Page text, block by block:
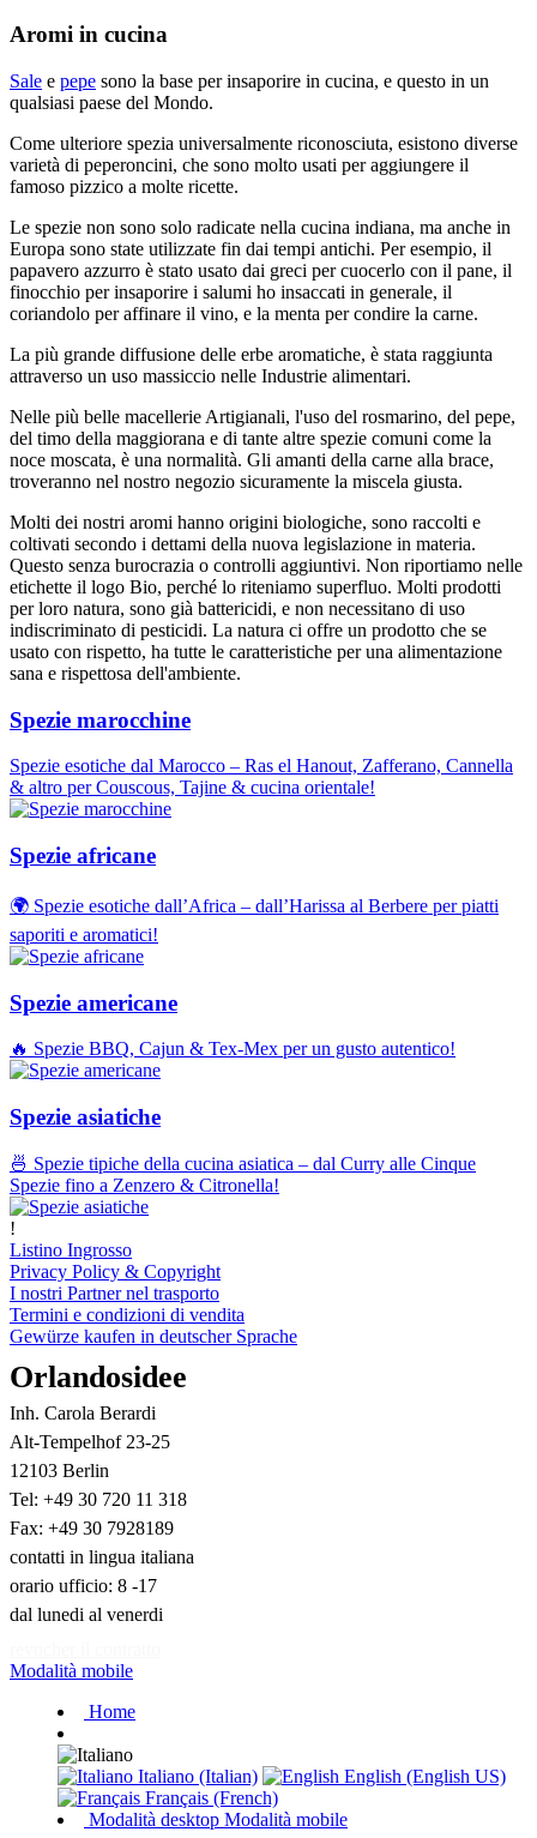
Aromi in cucina
Sale e pepe sono la base per insaporire in cucina, e questo in un
qualsiasi paese del Mondo.
Come ulteriore spezia universalmente riconosciuta, esistono diverse
varietà di peperoncini, che sono molto usati per aggiungere il
famoso pizzico a molte ricette.
Le spezie non sono solo radicate nella cucina indiana, ma anche in
Europa sono state utilizzate fin dai tempi antichi. Per esempio, il
papavero azzurro è stato usato dai greci per cuocerlo con il pane, il
finocchio per insaporire i salumi ho insaccati in generale, il
coriandolo per affinare il vino, e la menta per condire la carne.
La più grande diffusione delle erbe aromatiche, è stata raggiunta
attraverso un uso massiccio nelle Industrie alimentari.
Nelle più belle macellerie Artigianali, l'uso del rosmarino, del pepe,
del timo della maggiorana e di tante altre spezie comuni come la
noce moscata, è una normalità. Gli amanti della carne alla brace,
troveranno nel nostro negozio sicuramente la miscela giusta.
Molti dei nostri aromi hanno origini biologiche, sono raccolti e
coltivati secondo i dettami della nuova legislazione in materia.
Questo senza burocrazia o controlli aggiuntivi. Non riportiamo nelle
etichette il logo Bio, perché lo riteniamo superfluo. Molti prodotti
per loro natura, sono già battericidi, e non necessitano di uso
indiscriminato di pesticidi. La natura ci offre un prodotto che se
usato con rispetto, ha tutte le caratteristiche per una alimentazione
sana e rispettosa dell'ambiente.
Spezie marocchine
Spezie esotiche dal Marocco – Ras el Hanout, Zafferano, Cannella
& altro per Couscous, Tajine & cucina orientale!
Spezie africane
🌍 Spezie esotiche dall’Africa – dall’Harissa al Berbere per piatti
saporiti e aromatici!
Spezie americane
🔥 Spezie BBQ, Cajun & Tex-Mex per un gusto autentico!
Spezie asiatiche
🍜 Spezie tipiche della cucina asiatica – dal Curry alle Cinque
Spezie fino a Zenzero & Citronella!
!
Listino Ingrosso
Privacy Policy & Copyright
I nostri Partner nel trasporto
Termini e condizioni di vendita
Gewürze kaufen in deutscher Sprache
Orlandosidee
Inh. Carola Berardi
Alt-Tempelhof 23-25
12103 Berlin
Tel: +49 30 720 11 318
Fax: +49 30 7928189
contatti in lingua italiana
orario ufficio: 8 -17
dal lunedi al venerdi
Modalità mobile
Home
Italiano (Italian)
English (English US)
Français (French)
Modalità desktop Modalità mobile